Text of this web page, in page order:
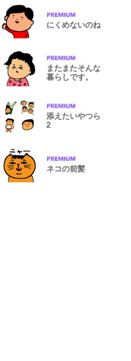
にくめないのね
またまたそんな
暮らしです。
添えたいやつら
2
ネコの前髪